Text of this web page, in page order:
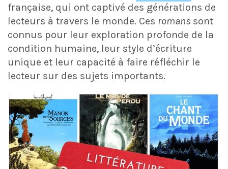
française, qui ont captivé des générations de
lecteurs à travers le monde. Ces romans sont
connus pour leur exploration profonde de la
condition humaine, leur style d’écriture
unique et leur capacité à faire réfléchir le
lecteur sur des sujets importants.